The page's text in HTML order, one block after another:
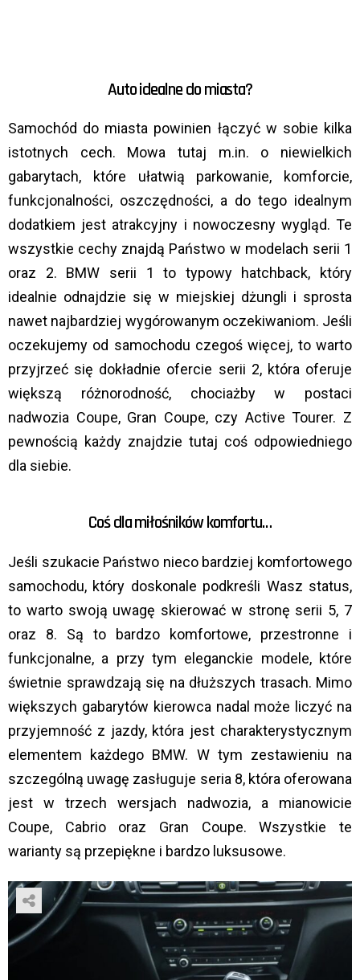
Auto idealne do miasta?
Samochód do miasta powinien łączyć w sobie kilka
istotnych cech. Mowa tutaj m.in. o niewielkich
gabarytach, które ułatwią parkowanie, komforcie,
funkcjonalności, oszczędności, a do tego idealnym
dodatkiem jest atrakcyjny i nowoczesny wygląd. Te
wszystkie cechy znajdą Państwo w modelach serii 1
oraz 2. BMW serii 1 to typowy hatchback, który
idealnie odnajdzie się w miejskiej dżungli i sprosta
nawet najbardziej wygórowanym oczekiwaniom. Jeśli
oczekujemy od samochodu czegoś więcej, to warto
przyjrzeć się dokładnie ofercie serii 2, która oferuje
większą różnorodność, chociażby w postaci
nadwozia Coupe, Gran Coupe, czy Active Tourer. Z
pewnością każdy znajdzie tutaj coś odpowiedniego
dla siebie.
Coś dla miłośników komfortu…
Jeśli szukacie Państwo nieco bardziej komfortowego
samochodu, który doskonale podkreśli Wasz status,
to warto swoją uwagę skierować w stronę serii 5, 7
oraz 8. Są to bardzo komfortowe, przestronne i
funkcjonalne, a przy tym eleganckie modele, które
świetnie sprawdzają się na dłuższych trasach. Mimo
większych gabarytów kierowca nadal może liczyć na
przyjemność z jazdy, która jest charakterystycznym
elementem każdego BMW. W tym zestawieniu na
szczególną uwagę zasługuje seria 8, która oferowana
jest w trzech wersjach nadwozia, a mianowicie
Coupe, Cabrio oraz Gran Coupe. Wszystkie te
warianty są przepiękne i bardzo luksusowe.